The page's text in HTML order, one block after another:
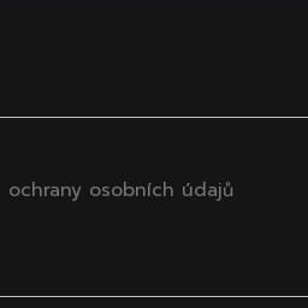
ochrany osobních údajů